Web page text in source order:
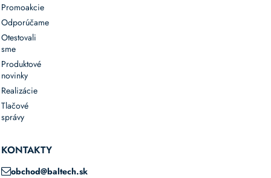
Promoakcie
Odporúčame
Otestovali
sme
Produktové
novinky
Realizácie
Tlačové
správy
KONTAKTY
obchod@baltech.sk